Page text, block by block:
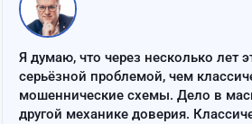
Я думаю, что через несколько лет
серьёзной проблемой, чем
мошеннические схемы. Дело в
другой механике доверия.